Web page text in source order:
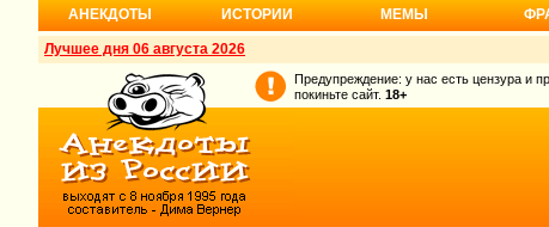
АНЕКДОТЫ ИСТОРИИ МЕМЫ
Лучшее дня 06 августа 2026
Предупреждение: у нас есть цензура и
покиньте сайт. 18+